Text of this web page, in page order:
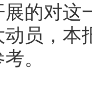
展的对这
动员，本
。